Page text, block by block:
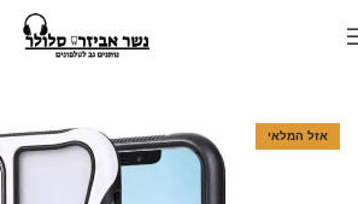
מגנים למכשירי אפל
אזל המלאי